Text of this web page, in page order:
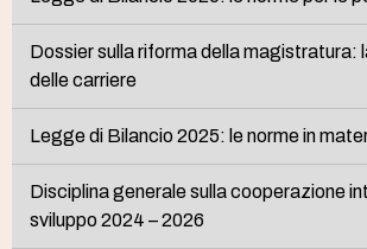
Dossier sulla riforma della magistratura:
delle carriere
Legge di Bilancio 2025: le norme in
Disciplina generale sulla cooperazione
sviluppo 2024 – 2026